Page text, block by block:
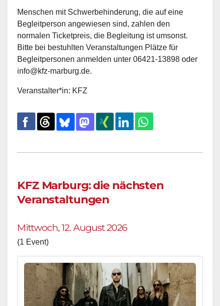
Menschen mit Schwerbehinderung, die auf eine
Begleitperson angewiesen sind, zahlen den
normalen Ticketpreis, die Begleitung ist umsonst.
Bitte bei bestuhlten Veranstaltungen Plätze für
Begleitpersonen anmelden unter 06421-13898 oder
info@kfz-marburg.de.
Veranstalter*in: KFZ
KFZ Marburg: die nächsten
Veranstaltungen
Mittwoch, 12. August 2026
(1 Event)